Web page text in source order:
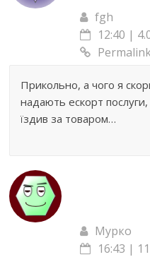
fgh
12:40 |
Прикольно, а чого я
надають ескорт
їздив за товаром…
Мурко
16:43 |